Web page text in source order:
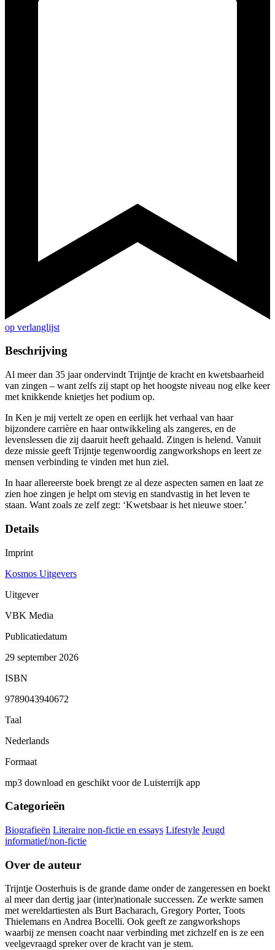
op verlanglijst
Beschrijving
Al meer dan 35 jaar ondervindt Trijntje de kracht en kwetsbaarheid
van zingen – want zelfs zij stapt op het hoogste niveau nog elke keer
met knikkende knietjes het podium op.
In Ken je mij vertelt ze open en eerlijk het verhaal van haar
bijzondere carrière en haar ontwikkeling als zangeres, en de
levenslessen die zij daaruit heeft gehaald. Zingen is helend. Vanuit
deze missie geeft Trijntje tegenwoordig zangworkshops en leert ze
mensen verbinding te vinden met hun ziel.
In haar allereerste boek brengt ze al deze aspecten samen en laat ze
zien hoe zingen je helpt om stevig en standvastig in het leven te
staan. Want zoals ze zelf zegt: ‘Kwetsbaar is het nieuwe stoer.’
Details
Imprint
Kosmos Uitgevers
Uitgever
VBK Media
Publicatiedatum
29 september 2026
ISBN
9789043940672
Taal
Nederlands
Formaat
mp3 download en geschikt voor de Luisterrijk app
Categorieën
Biografieën Literaire non-fictie en essays Lifestyle Jeugd
informatief/non-fictie
Over de auteur
Trijntje Oosterhuis is de grande dame onder de zangeressen en boekt
al meer dan dertig jaar (inter)nationale successen. Ze werkte samen
met wereldartiesten als Burt Bacharach, Gregory Porter, Toots
Thielemans en Andrea Bocelli. Ook geeft ze zangworkshops
waarbij ze mensen coacht naar verbinding met zichzelf en is ze een
veelgevraagd spreker over de kracht van je stem.